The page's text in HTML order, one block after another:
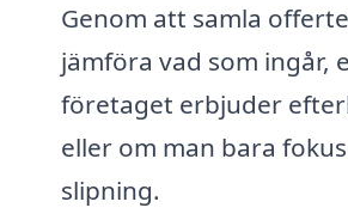
Genom att samla
jämföra vad som ingår,
företaget erbjuder
eller om man bara
slipning.